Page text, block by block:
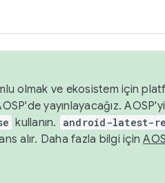
olmak ve ekosistem için
yayınlayacağız.
kullanın. android-latest-
alır. Daha fazla bilgi için